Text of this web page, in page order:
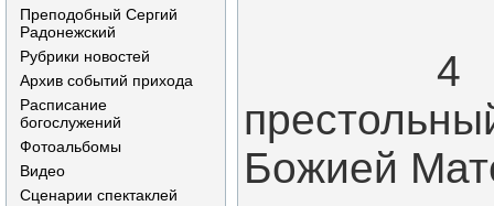
Преподобный Сергий
Радонежский
Рубрики новостей
Архив событий прихода
Расписание
богослужений
Фотоальбомы
Видео
Сценарии спектаклей
4
Божией